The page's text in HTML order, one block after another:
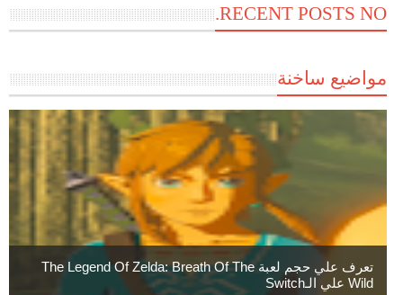
RECENT POSTS NO.
مواضيع ساخنة
تعرف علي حجم لعبة The Legend Of Zelda: Breath Of The
Wild علي الـSwitch